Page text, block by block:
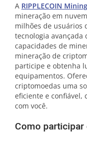
A RIPPLECOIN Mining
mineração em
milhões de usuários
tecnologia avançada
capacidades de
mineração de
participe e obtenha
equipamentos.
criptomoedas uma
eficiente e
com você.
Como participar